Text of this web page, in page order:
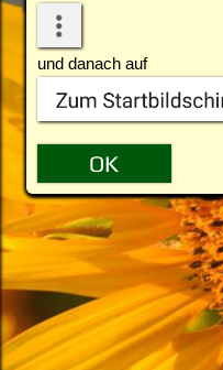
und danach auf